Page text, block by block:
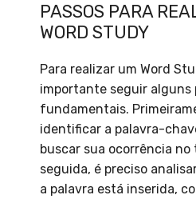
PASSOS PARA
WORD STUDY
Para realizar um Word
importante seguir alguns
fundamentais.
identificar a palavra-
buscar sua ocorrência no
seguida, é preciso
a palavra está inserida,